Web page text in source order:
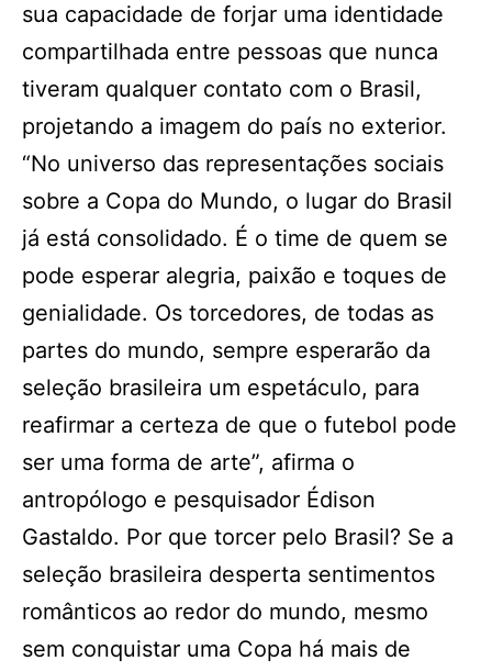
sua capacidade de forjar uma identidade
compartilhada entre pessoas que nunca
tiveram qualquer contato com o Brasil,
projetando a imagem do país no exterior.
“No universo das representações sociais
sobre a Copa do Mundo, o lugar do Brasil
já está consolidado. É o time de quem se
pode esperar alegria, paixão e toques de
genialidade. Os torcedores, de todas as
partes do mundo, sempre esperarão da
seleção brasileira um espetáculo, para
reafirmar a certeza de que o futebol pode
ser uma forma de arte”, afirma o
antropólogo e pesquisador Édison
Gastaldo. Por que torcer pelo Brasil? Se a
seleção brasileira desperta sentimentos
românticos ao redor do mundo, mesmo
sem conquistar uma Copa há mais de